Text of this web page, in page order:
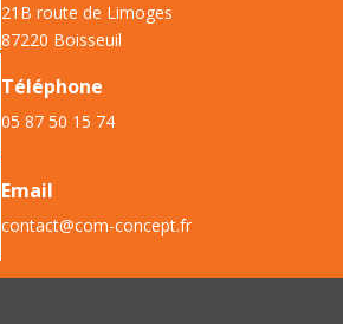
21B route de Limoges
87220 Boisseuil
Téléphone
05 87 50 15 74
Email
contact@com-concept.fr